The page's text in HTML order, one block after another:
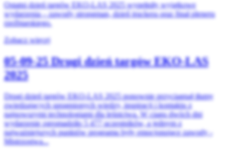
Ostatni dzień targów EKO-LAS 2025 wypełniły wyjątkowe
wydarzenia – zawody strongman, dzień truckera oraz finał pleneru
rzeźbiarskiego.
Zobacz więcej
05-09-25Drugi dzień targów EKO-LAS
2025
Drugi dzień targów EKO-LAS 2025 ponownie przyciągnął tłumy
zwiedzających spragnionych wiedzy, inspiracji i kontaktu z
najnowszymi technologiami dla leśnictwa. W ciągu dwóch dni
wydarzenie zgromadziło 5 477 uczestników, a jednym z
najważniejszych punktów programu były emocjonujące zawody -
Mistrzostwa...